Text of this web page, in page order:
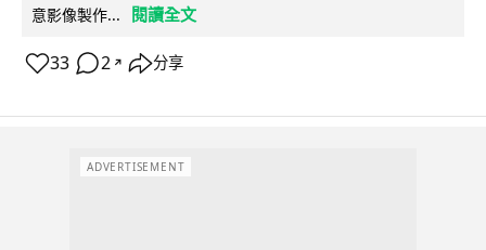
意影像製作...
閱讀全文
33 2 ↗ 分享
ADVERTISEMENT